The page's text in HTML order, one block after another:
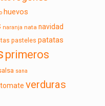
huevos
naranja nata navidad
pasteles patatas
primeros
sana
tomate verduras